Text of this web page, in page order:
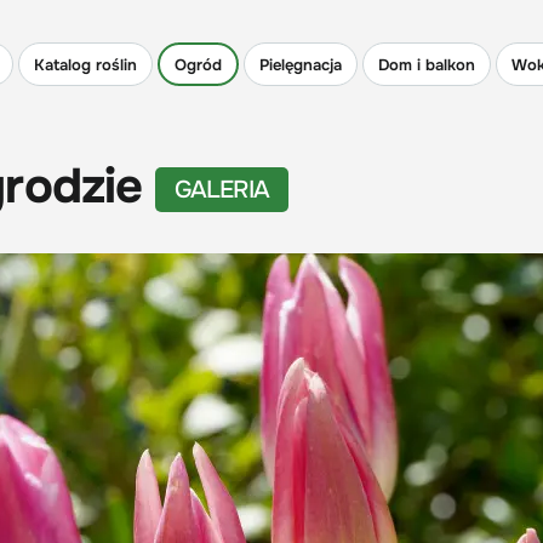
Katalog roślin Ogród Pielęgnacja Dom i balkon
GALERIA